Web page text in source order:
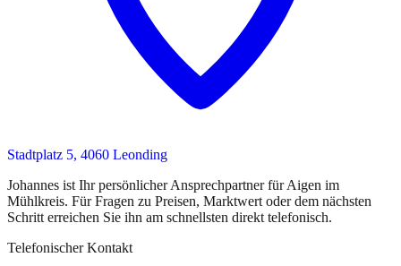
Stadtplatz 5, 4060 Leonding
Johannes ist Ihr persönlicher Ansprechpartnerfür Aigen im
Mühlkreis. Für Fragen zu Preisen, Marktwert oder dem nächsten
Schritt erreichen Sie ihn am schnellsten direkt telefonisch.
Telefonischer Kontakt